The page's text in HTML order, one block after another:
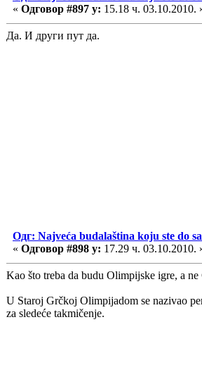
« Одговор #897 у: 15.18 ч. 03.10.2010.
Да. И други пут да.
Одг: Najveća budalaština koju ste do
« Одговор #898 у: 17.29 ч. 03.10.2010.
Kao što treba da budu Olimpijske igre, a
U Staroj Grčkoj Olimpijadom se nazivao
za sledeće takmičenje.